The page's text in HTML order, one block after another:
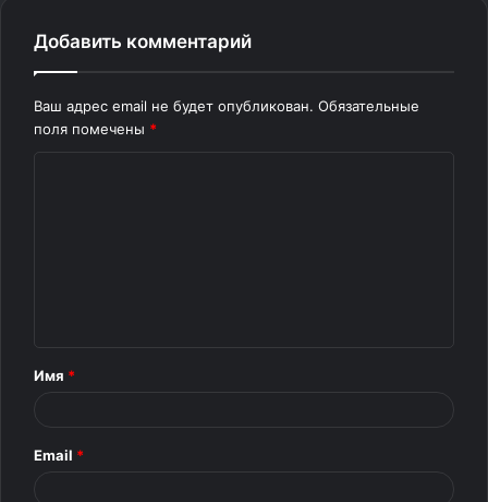
Добавить комментарий
Ваш адрес email не будет опубликован. Обязательные
поля помечены *
и
Имя *
Email *